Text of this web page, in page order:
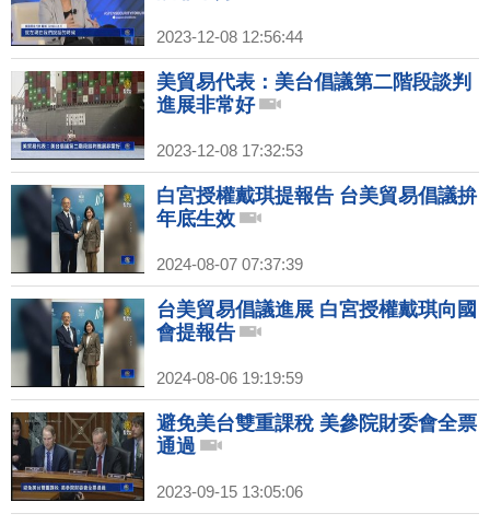
2023-12-08 12:56:44
美貿易代表：美台倡議第二階段談判
進展非常好
2023-12-08 17:32:53
白宮授權戴琪提報告 台美貿易倡議拚
年底生效
2024-08-07 07:37:39
台美貿易倡議進展 白宮授權戴琪向國
會提報告
2024-08-06 19:19:59
避免美台雙重課稅 美參院財委會全票
通過
2023-09-15 13:05:06